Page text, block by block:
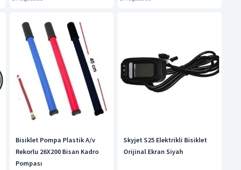
Bisiklet Pompa Plastik A/v
Rekorlu 26X200 Bisan Kadro
Pompası
Skyjet S25 Elektrikli Bisiklet
Orijinal Ekran Siyah